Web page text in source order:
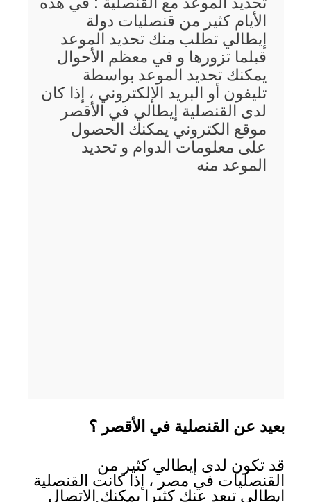
الأيام كثير من قنصليات دولة
إيطالي تطلب منك تحديد الموعد
قبلما تزورها و في معظم الأحوال
يمكنك تحديد الموعد بواسطة
تليفون أو البريد الإلكتروني ، إذا كان
لدى القنصلية إيطالي في الأقصر
موقع الكتروني يمكنك الحصول
على معلومات الدوام و تحديد
الموعد منه
بعيد عن القنصلية في الأقصر ؟
قد تكون لدى إيطالي كثير من
القنصليات في مصر ، إذا كانت القنصلية
إيطالي تبعد عنك كثيرا يمكنك الاتصال